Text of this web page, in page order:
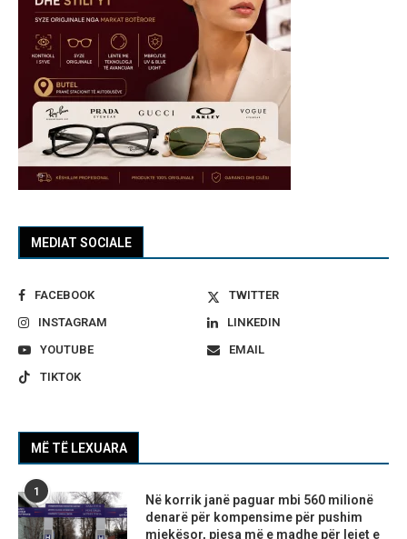
MEDIAT SOCIALE
FACEBOOK
TWITTER
INSTAGRAM
LINKEDIN
YOUTUBE
EMAIL
TIKTOK
MË TË LEXUARA
1
Në korrik janë paguar mbi 560 milionë
denarë për kompensime për pushim
mjekësor, pjesa më e madhe për lejet e